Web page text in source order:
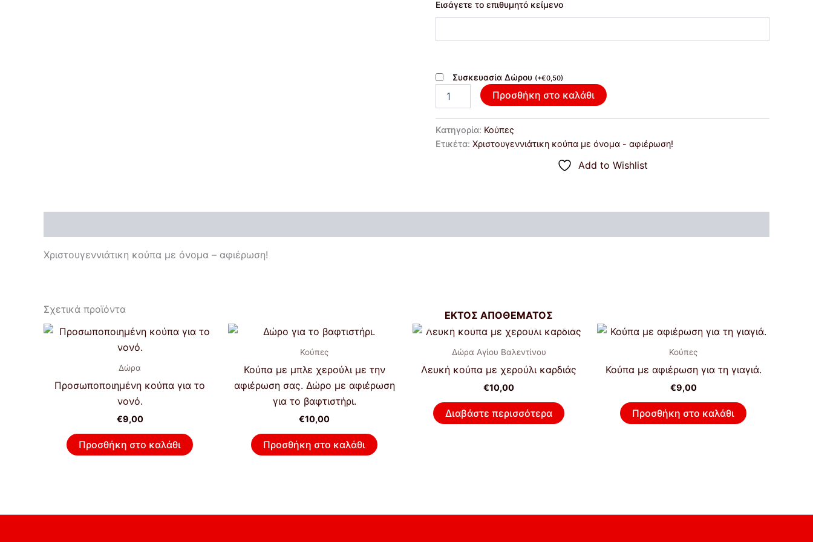
Εισάγετε το επιθυμητό κείμενο
Συσκευασία Δώρου (+€0,50)
Προσθήκη στο καλάθι
Κατηγορία: Κούπες
Ετικέτα: Xριστουγεννιάτικη κούπα με όνομα - αφιέρωση!
Add to Wishlist
Xριστουγεννιάτικη κούπα με όνομα – αφιέρωση!
Σχετικά προϊόντα
Δώρα
Προσωποποιημένη κούπα για το
νονό.
€9,00
Προσθήκη στο καλάθι
Κούπες
Κούπα με μπλε χερούλι με την
αφιέρωση σας. Δώρο με αφιέρωση
για το βαφτιστήρι.
€10,00
Προσθήκη στο καλάθι
ΕΚΤΌΣ ΑΠΟΘΈΜΑΤΟΣ
Δώρα Αγίου Βαλεντίνου
Λευκή κούπα με χερούλι καρδιάς
€10,00
Διαβάστε περισσότερα
Κούπες
Κούπα με αφιέρωση για τη γιαγιά.
€9,00
Προσθήκη στο καλάθι